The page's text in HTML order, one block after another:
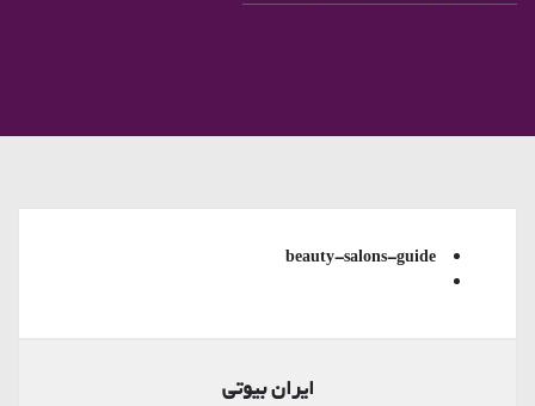
beauty-salons-guide
ایران بیوتی